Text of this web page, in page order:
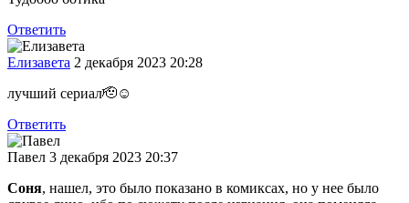
Ответить
Елизавета 2 декабря 2023 20:28
лучший сериал🫡☺️
Ответить
Павел 3 декабря 2023 20:37
Соня, нашел, это было показано в комиксах, но у нее было